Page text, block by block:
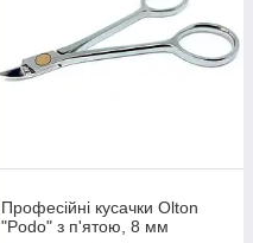
Професійні кусачки Olton
"Podo" з п'ятою, 8 мм